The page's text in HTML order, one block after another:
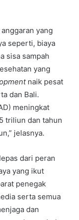
yang
seperti, biaya
sisa sampah
yang
naik pesat
dan Bali.
meningkat
triliun dan tahun
jelasnya.
dari peran
yang ikut
penegak
serta semua
dan